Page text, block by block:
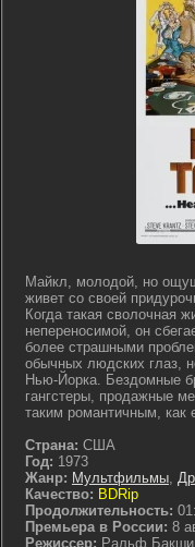
Майкл, молодой, но
живет со своей
Когда такая сволочная
непереносимой, он
более страшными
обычных людских глаз,
Нью-Йорка. Бездомные
гангстеры, продажные
таким романтичным, как
Страна: США
Год: 1973
Жанр: Мультфильмы,
Качество: BDRip
Продолжительность:
Премьера в России: 8
Режиссер: Ральф Бакши